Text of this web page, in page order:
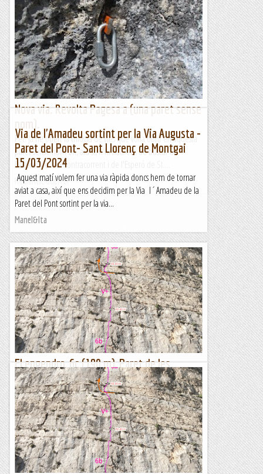
Nova via. Revolta Pagesa a (una paret sense
Fet. Ja he obert la trilogia de vies que volia obrir en aquesta
paret sense nom on, ara sí, n'hi haurem de buscar un.
Després de la A Contracorrent i de l'Esperó de St....
Romàntic Guerrer
Via de l'Amadeu sortint per la Via Augusta -
Paret del Pont- Sant Llorenç de Montgai
15/03/2024
Aquest matí volem fer una via ràpida doncs hem de tornar
aviat a casa, així que ens decidim per la Via l´Amadeu de la
Paret del Pont sortint per la via...
Manel&Ita
El engendro, 6c (190 m), Paret de les
Bagasses, Terradet
Molt bona via, tot i que el nom no li fa justícia. M'explica
Luichy que cadascú dels aperturistes tenia un nom diferent, i
com no es posaven d'acord, un sorteig va resoldre el...
Lo gall